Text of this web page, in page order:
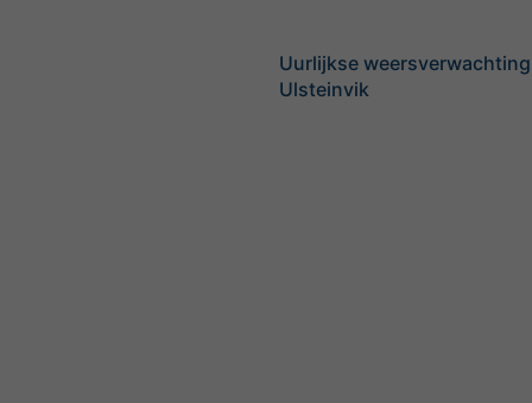
Uurlijkse
Ulsteinvik